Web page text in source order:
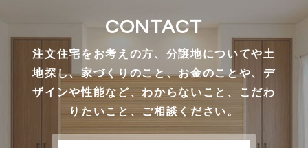
CONTACT
注文住宅をお考えの方、分譲地についてや土
地探し、家づくりのこと、お金のことや、デ
ザインや性能など、わからないこと、こだわ
りたいこと、ご相談ください。